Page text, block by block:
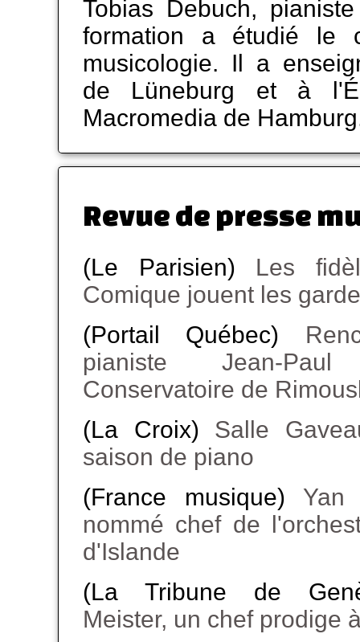
Tobias Debuch,
formation a étudié le
musicologie. Il a
de Lüneburg et à
Macromedia de
Revue de presse
(Le Parisien) Les
Comique jouent les
(Portail Québec)
pianiste Jean-
Conservatoire de
(La Croix) Salle
saison de piano
(France musique) Yan
nommé chef de
d'Islande
(La Tribune de
Meister, un chef prodige